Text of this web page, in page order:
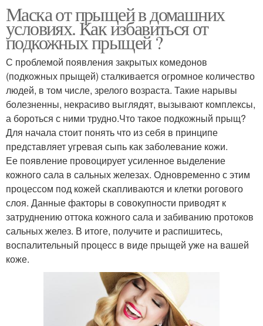
Маска от прыщей в домашних
условиях. Как избавиться от
подкожных прыщей ?
С проблемой появления закрытых комедонов
(подкожных прыщей) сталкивается огромное количество
людей, в том числе, зрелого возраста. Такие нарывы
болезненны, некрасиво выглядят, вызывают комплексы,
а бороться с ними трудно.Что такое подкожный прыщ?
Для начала стоит понять что из себя в принципе
представляет угревая сыпь как заболевание кожи.
Ее появление провоцирует усиленное выделение
кожного сала в сальных железах. Одновременно с этим
процессом под кожей скапливаются и клетки рогового
слоя. Данные факторы в совокупности приводят к
затруднению оттока кожного сала и забиванию протоков
сальных желез. В итоге, получите и распишитесь,
воспалительный процесс в виде прыщей уже на вашей
коже.